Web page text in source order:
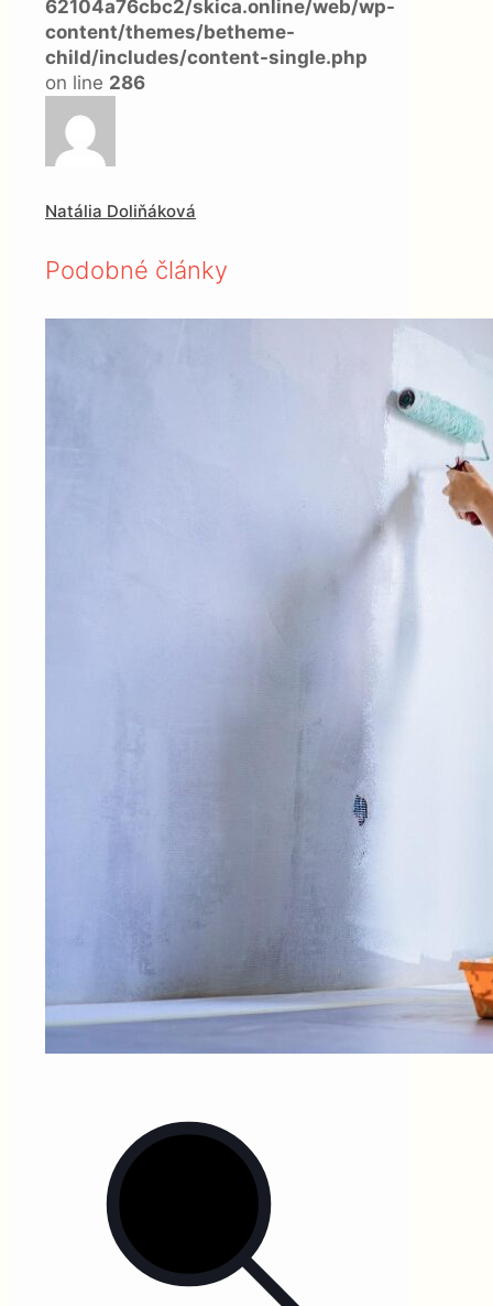
62104a76cbc2/skica.online/web/wp-
content/themes/betheme-
child/includes/content-single.php
on line 286
Natália Doliňáková
Podobné články